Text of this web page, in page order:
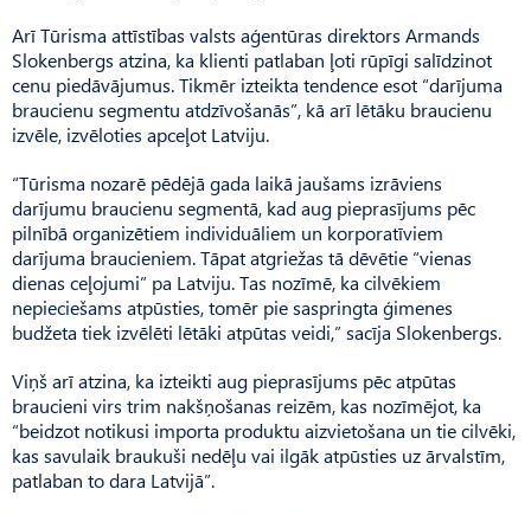
Arī Tūrisma attīstības valsts aģentūras direktors Armands
Slokenbergs atzina, ka klienti patlaban ļoti rūpīgi salīdzinot
cenu piedāvājumus. Tikmēr izteikta tendence esot “darījuma
braucienu segmentu atdzīvošanās”, kā arī lētāku braucienu
izvēle, izvēloties apceļot Latviju.
“Tūrisma nozarē pēdējā gada laikā jaušams izrāviens
darījumu braucienu segmentā, kad aug pieprasījums pēc
pilnībā organizētiem individuāliem un korporatīviem
darījuma braucieniem. Tāpat atgriežas tā dēvētie “vienas
dienas ceļojumi” pa Latviju. Tas nozīmē, ka cilvēkiem
nepieciešams atpūsties, tomēr pie saspringta ģimenes
budžeta tiek izvēlēti lētāki atpūtas veidi,” sacīja Slokenbergs.
Viņš arī atzina, ka izteikti aug pieprasījums pēc atpūtas
braucieni virs trim nakšņošanas reizēm, kas nozīmējot, ka
“beidzot notikusi importa produktu aizvietošana un tie cilvēki,
kas savulaik braukuši nedēļu vai ilgāk atpūsties uz ārvalstīm,
patlaban to dara Latvijā”.